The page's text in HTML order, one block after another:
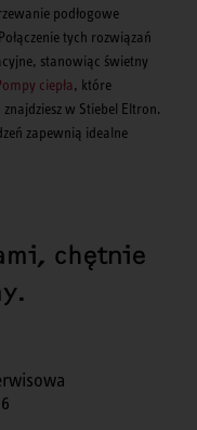
podłogowe
tych rozwiązań
stanowiąc świetny
ciepła, które
w Stiebel Eltron.
zapewnią idealne
chętnie